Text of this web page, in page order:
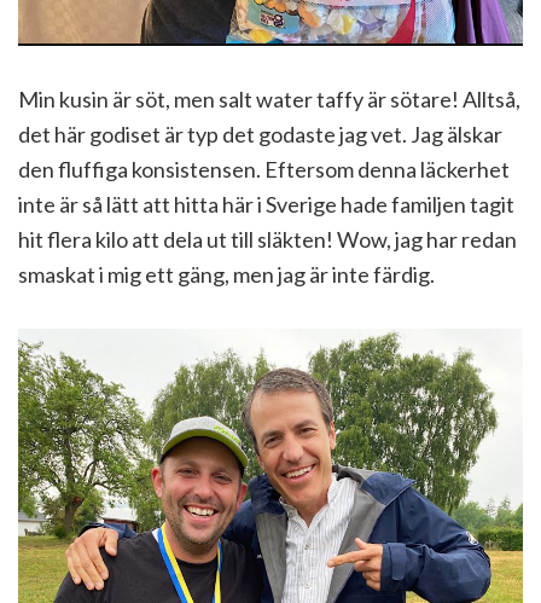
Min kusin är söt, men salt water taffy är sötare! Alltså,
det här godiset är typ det godaste jag vet. Jag älskar
den fluffiga konsistensen. Eftersom denna läckerhet
inte är så lätt att hitta här i Sverige hade familjen tagit
hit flera kilo att dela ut till släkten! Wow, jag har redan
smaskat i mig ett gäng, men jag är inte färdig.